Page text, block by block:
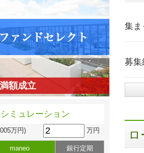
満額成立
ミュレーション
万円) 万円
maneo
銀行定期
集ま
募集